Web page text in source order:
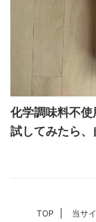
化学調味料不
試してみたら、
TOP 当サ